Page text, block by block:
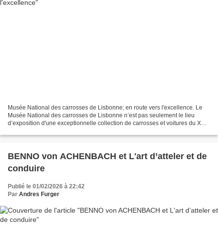
Musée National des carrosses de Lisbonne; en route vers l'excellence. Le
Musée National des carrosses de Lisbonne n’est pas seulement le lieu
d’exposition d'une exceptionnelle collection de carrosses et voitures du XVI°
BENNO von ACHENBACH et L'art d’atteler et de
conduire
Publié le 01/02/2026 à 22:42
Par Andres Furger